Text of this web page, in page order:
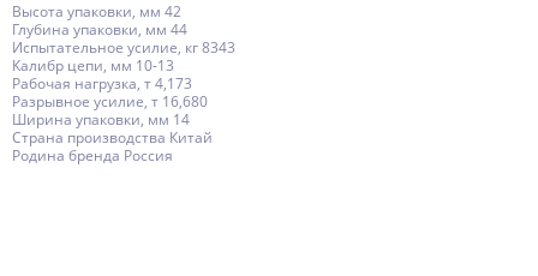
Высота упаковки, мм 42
Глубина упаковки, мм 44
Испытательное усилие, кг 8343
Калибр цепи, мм 10-13
Рабочая нагрузка, т 4,173
Разрывное усилие, т 16,680
Ширина упаковки, мм 14
Страна производства Китай
Родина бренда Россия